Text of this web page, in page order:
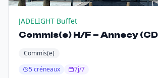
JADELIGHT Buffet
Commis(e) H/F – Annecy
Commis(e)
5 créneaux
7j/7